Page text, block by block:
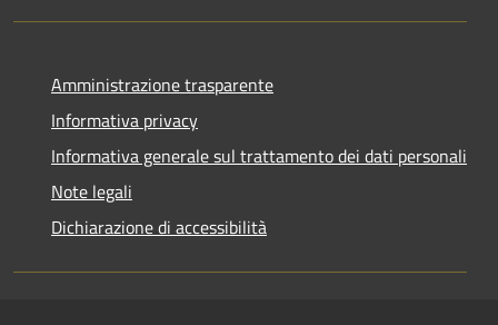
Amministrazione trasparente
Informativa privacy
Informativa generale sul trattamento dei dati personali
Note legali
Dichiarazione di accessibilità